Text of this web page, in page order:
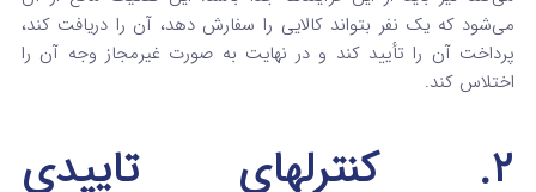
می‌شود که یک نفر بتواند کالایی را سفارش دهد، آن را دریافت کند،
پرداخت آن را تأیید کند و در نهایت به صورت غیرمجاز وجه آن را
اختلاس کند.
۲. کنترلهای تاییدی